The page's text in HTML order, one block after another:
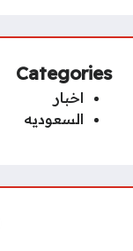
Categories
اخبار
السعوديه